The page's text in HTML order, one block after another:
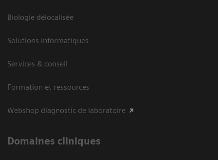
Biologie délocalisée
Solutions informatiques
Services & conseil
Formation et ressources
Webshop diagnostic de laboratoire
Domaines cliniques